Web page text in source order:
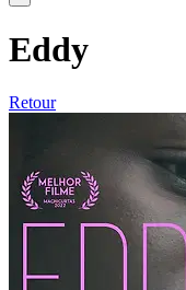
Eddy
Retour